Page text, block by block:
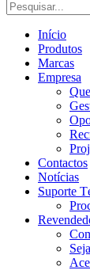
Início
Produtos
Marcas
Empresa
Contactos
Notícias
Suporte